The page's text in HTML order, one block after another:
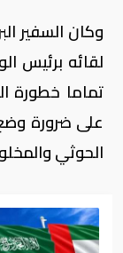
وكان السفير
لقائه برئيس
تماما خطورة
على ضرورة
الحوثي